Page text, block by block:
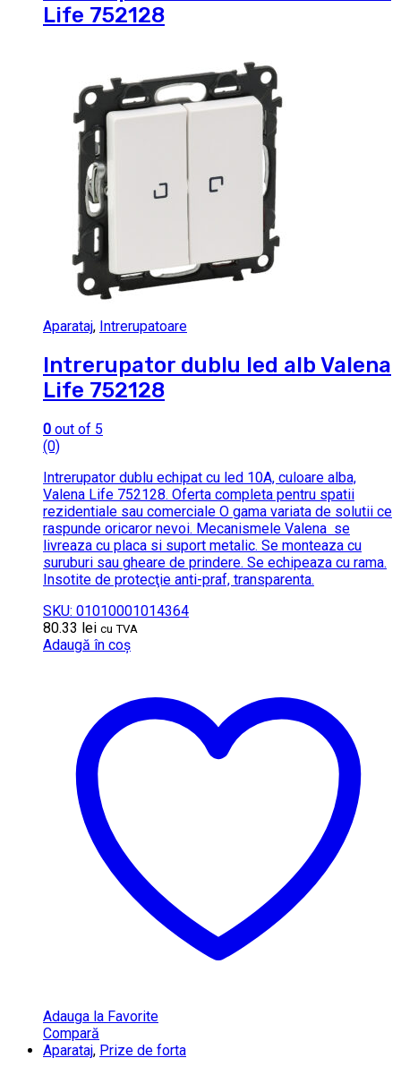
Life 752128
Aparataj, Intrerupatoare
Intrerupator dublu led alb Valena
Life 752128
0 out of 5
(0)
Intrerupator dublu echipat cu led 10A, culoare alba,
Valena Life 752128. Oferta completa pentru spatii
rezidentiale sau comerciale O gama variata de solutii ce
raspunde oricaror nevoi. Mecanismele Valena se
livreaza cu placa si suport metalic. Se monteaza cu
suruburi sau gheare de prindere. Se echipeaza cu rama.
Insotite de protecţie anti-praf, transparenta.
SKU: 01010001014364
80.33 lei cu TVA
Adaugă în coș
Adauga la Favorite
Compară
Aparataj, Prize de forta